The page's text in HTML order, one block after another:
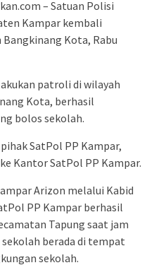
– Satuan Polisi
Kampar kembali
Kota, Rabu
patroli di wilayah
Kota, berhasil
bolos sekolah.
SatPol PP Kampar,
Kantor SatPol PP Kampar.
Arizon melalui Kabid
PP Kampar berhasil
Tapung saat jam
berada di tempat
sekolah.